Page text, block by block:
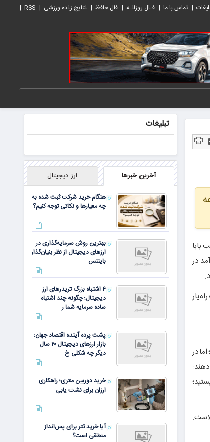
تماس با ما فـال روزانـه فال حافظ نتایج زنده ورزشی RSS
بابا
در
در
نیستید؛
تبلیغات
آخرین خبرها ارز دیجیتال
هنگام خرید شرکت ثبت شده به
چه معیارها و نکاتی توجه کنیم؟
بهترین روش سرمایه‌گذاری در
ارزهای دیجیتال از نظر بنیان‌گذار
بایننس
۴ اشتباه بزرگ تریدرهای ارز
دیجیتال؛ چگونه چند اشتباه
ساده سرمایه شما ر
پشت پرده آینده اقتصاد جهان؛
بازار ارزهای دیجیتال ۲۰ سال
دیگر چه شکلی خ
خرید دوربین متری؛ راهکاری
ارزان برای نشت یابی
آیا خرید تتر برای پس‌انداز
منطقی است؟